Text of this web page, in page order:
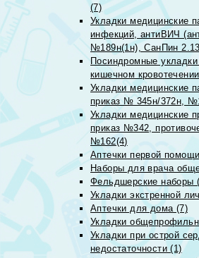
(7)
Укладки медицинские
инфекций, антиВИЧ
№189н(1н), СанПин
Посиндромные
кишечном
Укладки медицинские
приказ № 345н/372н,
Укладки медицинские
приказ №342,
№162(4)
Аптечки первой
Наборы для врача
Фельдшерские наборы
Укладки экстренной
Аптечки для дома (7)
Укладки
Укладки при острой
недостаточности (1)